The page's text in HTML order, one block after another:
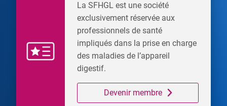
La SFHGL est une société
exclusivement réservée aux
professionnels de santé
impliqués dans la prise en charge
des maladies de l’appareil
digestif.
Devenir membre